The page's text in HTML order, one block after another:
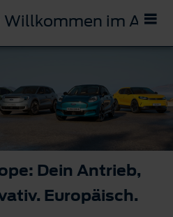
Willkommen im
Dein Antrieb,
Europäisch.